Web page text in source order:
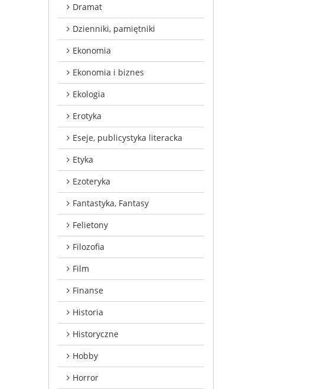
Dramat
Dzienniki, pamiętniki
Ekonomia
Ekonomia i biznes
Ekologia
Erotyka
Eseje, publicystyka literacka
Etyka
Ezoteryka
Fantastyka, Fantasy
Felietony
Filozofia
Film
Finanse
Historia
Historyczne
Hobby
Horror